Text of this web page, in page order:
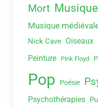
Mort
Musique
Nick Cave Oiseaux
Peinture Pink Floyd
Pop Poésie
Psychothérapies